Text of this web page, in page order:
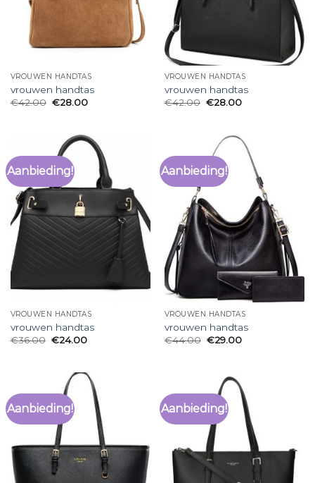
VROUWEN HANDTAS
vrouwen handtas
€42.00 €28.00
VROUWEN HANDTAS
vrouwen handtas
€42.00 €28.00
Aanbieding!
VROUWEN HANDTAS
vrouwen handtas
€36.00 €24.00
Aanbieding!
VROUWEN HANDTAS
vrouwen handtas
€44.00 €29.00
Aanbieding! Aanbieding!